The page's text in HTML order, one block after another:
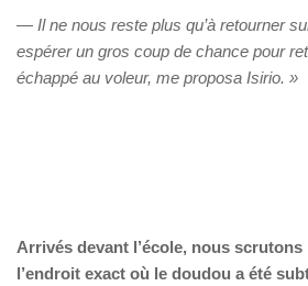
— Il ne nous reste plus qu’à retourner
espérer un gros coup de chance pour
échappé au voleur, me proposa Isirio. »
Arrivés devant l’école, nous
l’endroit exact où le doudou a été